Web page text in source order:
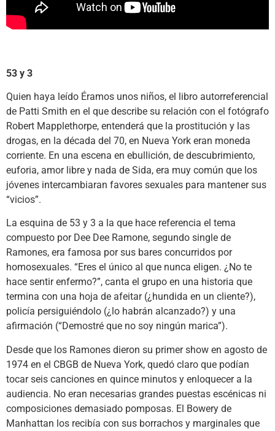
53 y 3
Quien haya leído Éramos unos niños, el libro autorreferencial
de Patti Smith en el que describe su relación con el fotógrafo
Robert Mapplethorpe, entenderá que la prostitución y las
drogas, en la década del 70, en Nueva York eran moneda
corriente. En una escena en ebullición, de descubrimiento,
euforia, amor libre y nada de Sida, era muy común que los
jóvenes intercambiaran favores sexuales para mantener sus
“vicios”.
La esquina de 53 y 3 a la que hace referencia el tema
compuesto por Dee Dee Ramone, segundo single de
Ramones, era famosa por sus bares concurridos por
homosexuales. “Eres el único al que nunca eligen. ¿No te
hace sentir enfermo?”, canta el grupo en una historia que
termina con una hoja de afeitar (¿hundida en un cliente?),
policía persiguiéndolo (¿lo habrán alcanzado?) y una
afirmación (“Demostré que no soy ningún marica”).
Desde que los Ramones dieron su primer show en agosto de
1974 en el CBGB de Nueva York, quedó claro que podían
tocar seis canciones en quince minutos y enloquecer a la
audiencia. No eran necesarias grandes puestas escénicas ni
composiciones demasiado pomposas. El Bowery de
Manhattan los recibía con sus borrachos y marginales que